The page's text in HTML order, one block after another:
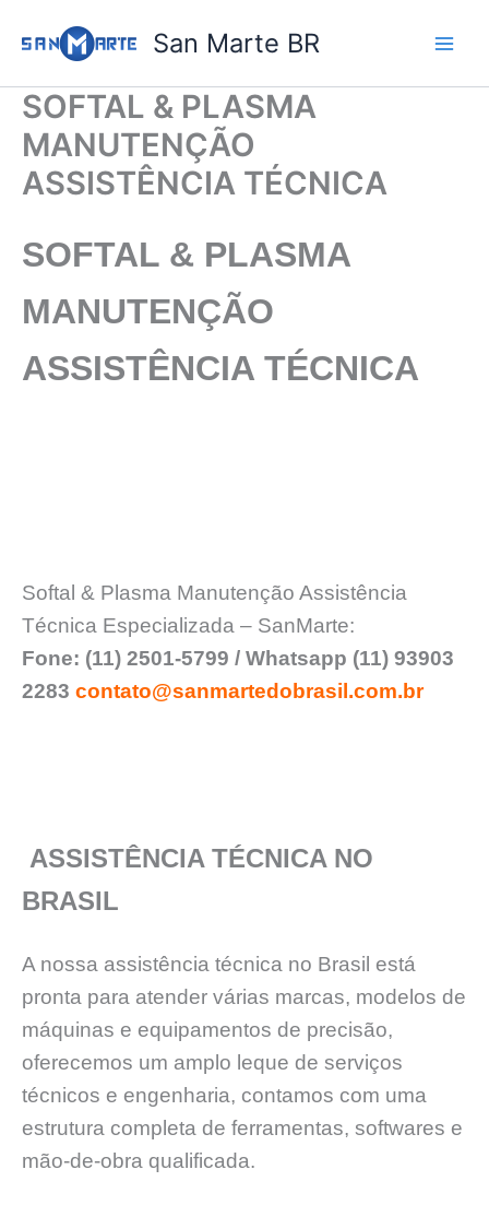
para
conteúdo
San Marte BR
SOFTAL & PLASMA
MANUTENÇÃO
ASSISTÊNCIA TÉCNICA
SOFTAL & PLASMA
MANUTENÇÃO
ASSISTÊNCIA TÉCNICA
Softal & Plasma Manutenção Assistência
Técnica Especializada – SanMarte:
Fone: (11) 2501-5799 / Whatsapp (11) 93903
2283 contato@sanmartedobrasil.com.br
ASSISTÊNCIA TÉCNICA NO
BRASIL
A nossa assistência técnica no Brasil está
pronta para atender várias marcas, modelos de
máquinas e equipamentos de precisão,
oferecemos um amplo leque de serviços
técnicos e engenharia, contamos com uma
estrutura completa de ferramentas, softwares e
mão-de-obra qualificada.